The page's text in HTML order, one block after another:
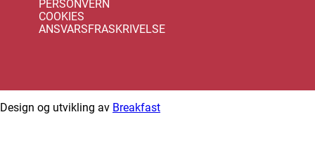
PERSONVERN
COOKIES
ANSVARSFRASKRIVELSE
Design og utvikling av Breakfast